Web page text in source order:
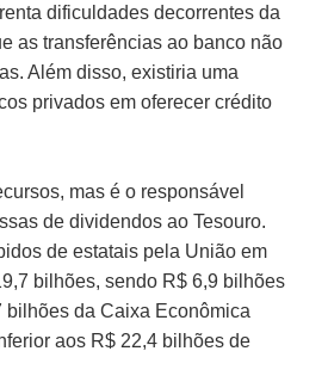
dificuldades decorrentes da
as transferências ao banco não
Além disso, existiria uma
privados em oferecer crédito
mas é o responsável
de dividendos ao Tesouro.
de estatais pela União em
bilhões, sendo R$ 6,9 bilhões
bilhões da Caixa Econômica
aos R$ 22,4 bilhões de